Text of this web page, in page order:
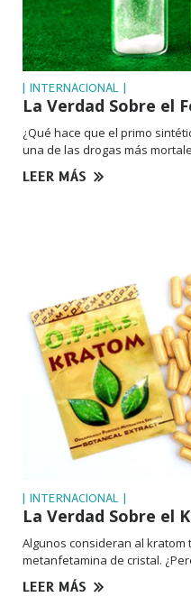
| INTERNACIONAL |
La Verdad Sobre el
¿Qué hace que el primo
una de las drogas más
LEER MÁS
| INTERNACIONAL |
La Verdad Sobre el
Algunos consideran al
metanfetamina de cristal.
LEER MÁS